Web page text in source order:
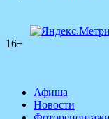
16+
Афиша
Новости